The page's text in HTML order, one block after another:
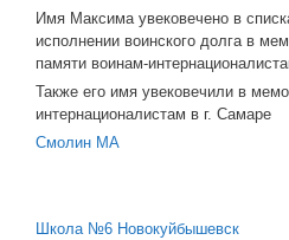
Имя Максима увековечено в
исполнении воинского долга в
памяти воинам-
Также его имя увековечили в
интернационалистам в г. Самаре
Смолин МА
Школа №6 Новокуйбышевск